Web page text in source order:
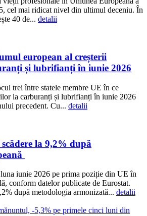
cel mai ridicat nivel din ultimul deceniu. În
40 de... detalii
european al creșterii
și lubrifianți în iunie 2026
trei între statele membre UE în ce
la carburanți și lubrifianți în iunie 2026
precedent. Cu... detalii
la 9,2% după
iunie 2026 pe prima poziție din UE în
conform datelor publicate de Eurostat.
după metodologia armonizată... detalii
-5,3% pe primele cinci luni din